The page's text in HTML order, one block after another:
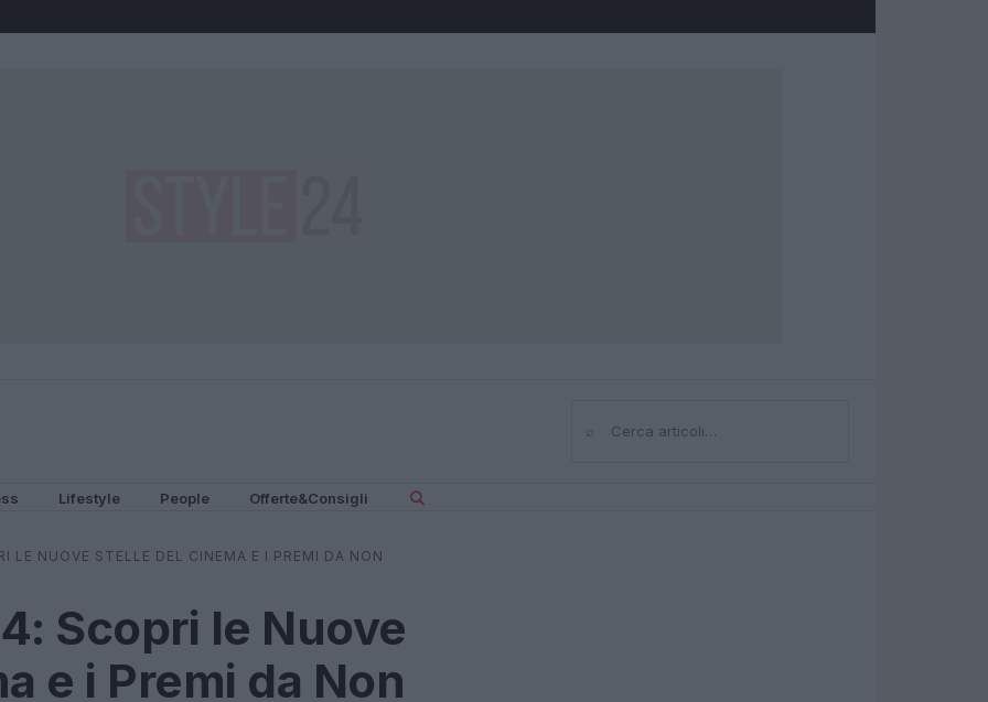
⌕Cerca
Lifestyle People Offerte&Consigli
LE NUOVE STELLE DEL CINEMA E I PREMI DA NON
Scopri le Nuove
e i Premi da Non